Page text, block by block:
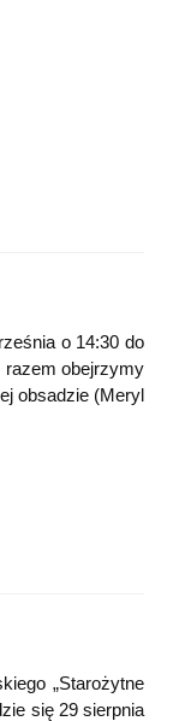
o 14:30 do
razem obejrzymy
obsadzie (Meryl
„Starożytne
się 29 sierpnia